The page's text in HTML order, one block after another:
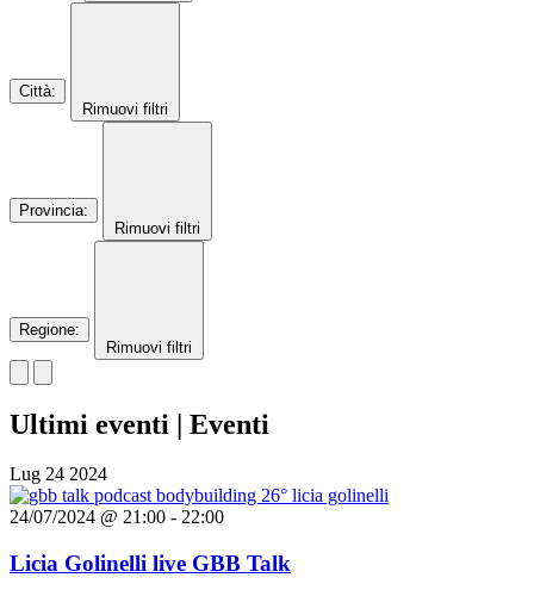
Città:
Rimuovi filtri
Provincia:
Rimuovi filtri
Regione:
Rimuovi filtri
Ultimi eventi | Eventi
Lug 24 2024
24/07/2024 @ 21:00 - 22:00
Licia Golinelli live GBB Talk